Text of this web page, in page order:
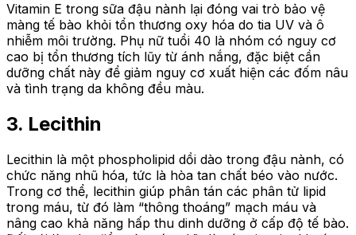
Vitamin E trong sữa đậu nành lại đóng vai trò bảo vệ
màng tế bào khỏi tổn thương oxy hóa do tia UV và ô
nhiễm môi trường. Phụ nữ tuổi 40 là nhóm có nguy cơ
cao bị tổn thương tích lũy từ ánh nắng, đặc biệt cần
dưỡng chất này để giảm nguy cơ xuất hiện các đốm nâu
và tình trạng da không đều màu.
3. Lecithin
Lecithin là một phospholipid dồi dào trong đậu nành, có
chức năng nhũ hóa, tức là hòa tan chất béo vào nước.
Trong cơ thể, lecithin giúp phân tán các phân tử lipid
trong máu, từ đó làm “thông thoáng” mạch máu và
nâng cao khả năng hấp thu dinh dưỡng ở cấp độ tế bào.